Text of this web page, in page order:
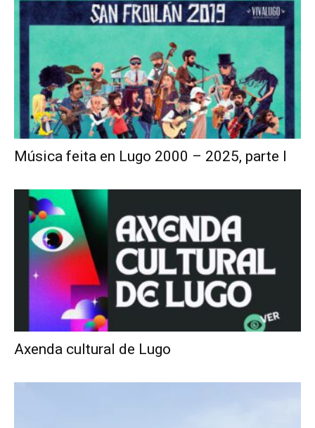
Música feita en Lugo 2000 – 2025, parte I
Axenda cultural de Lugo